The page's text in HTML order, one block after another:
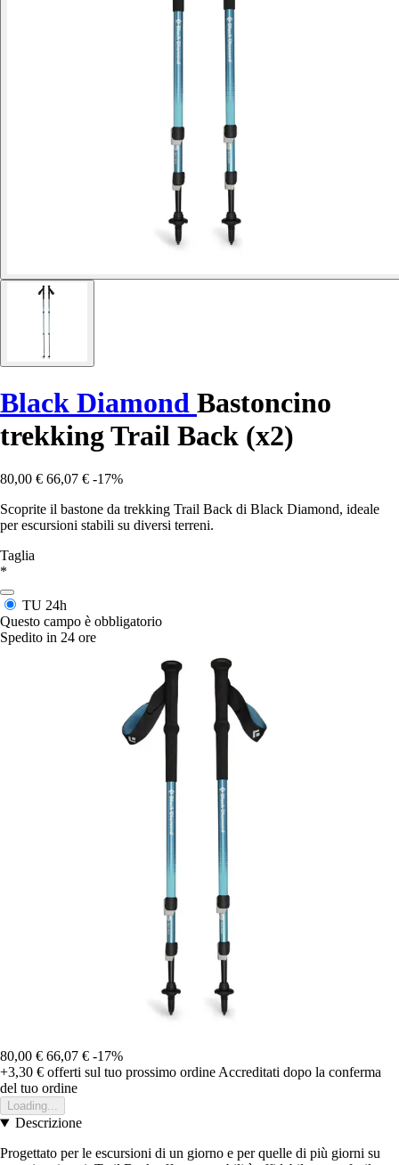
Black Diamond Bastoncino
trekking Trail Back (x2)
80,00 € 66,07 € -17%
Scoprite il bastone da trekking Trail Back di Black Diamond, ideale
per escursioni stabili su diversi terreni.
Taglia
*
TU 24h
Questo campo è obbligatorio
Spedito in 24 ore
80,00 € 66,07 € -17%
+3,30 € offerti sul tuo prossimo ordine Accreditati dopo la conferma
del tuo ordine
Loading...
Descrizione
Progettato per le escursioni di un giorno e per quelle di più giorni su